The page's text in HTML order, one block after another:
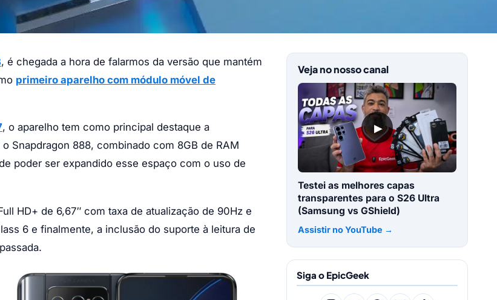
, é chegada a hora de falarmos da versão que mantém
primeiro aparelho com módulo móvel de
, o aparelho tem como principal destaque a
Snapdragon 888, combinado com 8GB de RAM
poder ser expandido esse espaço com o uso de
HD+ de 6,67″ com taxa de atualização de 90Hz e
6 e finalmente, a inclusão do suporte à leitura de
Veja no nosso canal
▶
Testei as melhores capas
transparentes para o S26 Ultra
(Samsung vs GShield)
Assistir no YouTube →
Siga o EpicGeek